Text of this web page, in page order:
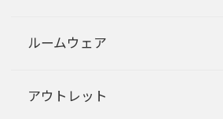
ルームウェア
アウトレット